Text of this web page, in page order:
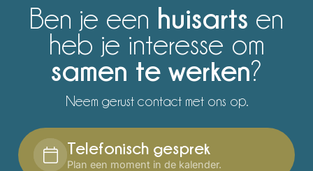
Ben je een huisarts en
heb je interesse om
samen te werken?
Neem gerust contact met ons op.
Telefonisch gesprek
Plan een moment in de kalender.